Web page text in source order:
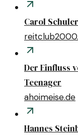
Carol
Der Einfluss
Teenager
ahoimeise.de
Hannes